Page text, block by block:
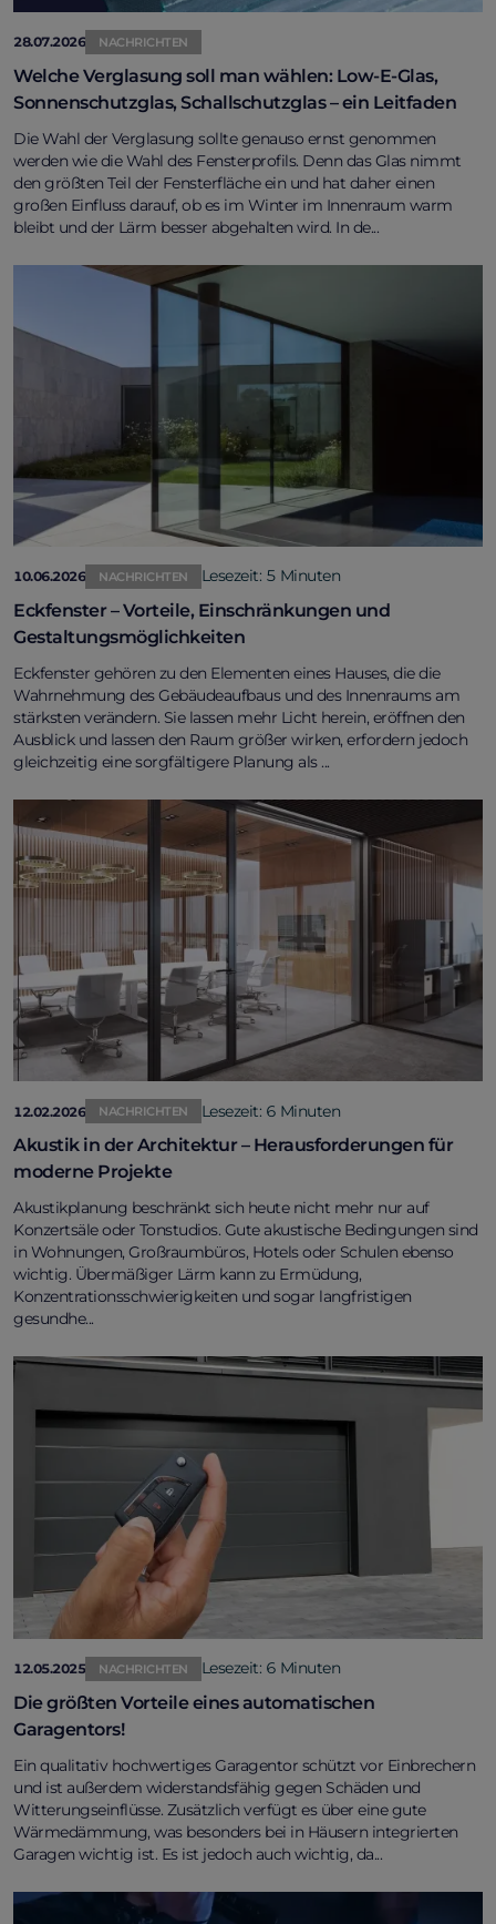
28.07.2026 NACHRICHTEN
Welche Verglasung soll man wählen: Low-E-Glas,
Sonnenschutzglas, Schallschutzglas – ein Leitfaden
Die Wahl der Verglasung sollte genauso ernst genommen
werden wie die Wahl des Fensterprofils. Denn das Glas nimmt
den größten Teil der Fensterfläche ein und hat daher einen
großen Einfluss darauf, ob es im Winter im Innenraum warm
bleibt und der Lärm besser abgehalten wird. In de...
10.06.2026 NACHRICHTEN Lesezeit: 5 Minuten
Eckfenster – Vorteile, Einschränkungen und
Gestaltungsmöglichkeiten
Eckfenster gehören zu den Elementen eines Hauses, die die
Wahrnehmung des Gebäudeaufbaus und des Innenraums am
stärksten verändern. Sie lassen mehr Licht herein, eröffnen den
Ausblick und lassen den Raum größer wirken, erfordern jedoch
gleichzeitig eine sorgfältigere Planung als ...
12.02.2026 NACHRICHTEN Lesezeit: 6 Minuten
Akustik in der Architektur – Herausforderungen für
moderne Projekte
Akustikplanung beschränkt sich heute nicht mehr nur auf
Konzertsäle oder Tonstudios. Gute akustische Bedingungen sind
in Wohnungen, Großraumbüros, Hotels oder Schulen ebenso
wichtig. Übermäßiger Lärm kann zu Ermüdung,
Konzentrationsschwierigkeiten und sogar langfristigen
gesundhe...
12.05.2025 NACHRICHTEN Lesezeit: 6 Minuten
Die größten Vorteile eines automatischen
Garagentors!
Ein qualitativ hochwertiges Garagentor schützt vor Einbrechern
und ist außerdem widerstandsfähig gegen Schäden und
Witterungseinflüsse. Zusätzlich verfügt es über eine gute
Wärmedämmung, was besonders bei in Häusern integrierten
Garagen wichtig ist. Es ist jedoch auch wichtig, da...